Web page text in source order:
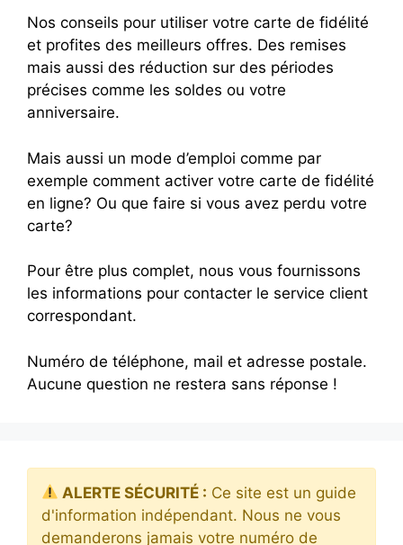
Nos conseils pour utiliser votre carte de fidélité
et profites des meilleurs offres. Des remises
mais aussi des réduction sur des périodes
précises comme les soldes ou votre
anniversaire.
Mais aussi un mode d’emploi comme par
exemple comment activer votre carte de fidélité
en ligne? Ou que faire si vous avez perdu votre
carte?
Pour être plus complet, nous vous fournissons
les informations pour contacter le service client
correspondant.
Numéro de téléphone, mail et adresse postale.
Aucune question ne restera sans réponse !
ALERTE SÉCURITÉ : Ce site est un guide
d'information indépendant. Nous ne vous
demanderons jamais votre numéro de